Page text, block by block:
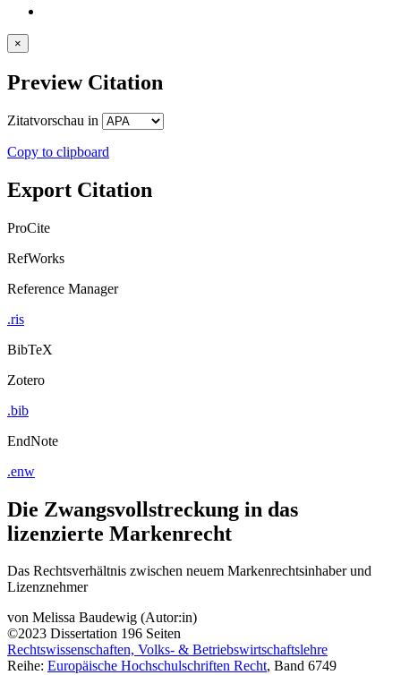
×
Preview Citation
Zitatvorschau in
Copy to clipboard
Export Citation
ProCite
RefWorks
Reference Manager
.ris
BibTeX
Zotero
.bib
EndNote
.enw
Die Zwangsvollstreckung in das
lizenzierte Markenrecht
Das Rechtsverhältnis zwischen neuem Markenrechtsinhaber und
Lizenznehmer
von Melissa Baudewig (Autor:in)
©2023 Dissertation 196 Seiten
Rechtswissenschaften, Volks- & Betriebswirtschaftslehre
Reihe: Europäische Hochschulschriften Recht, Band 6749